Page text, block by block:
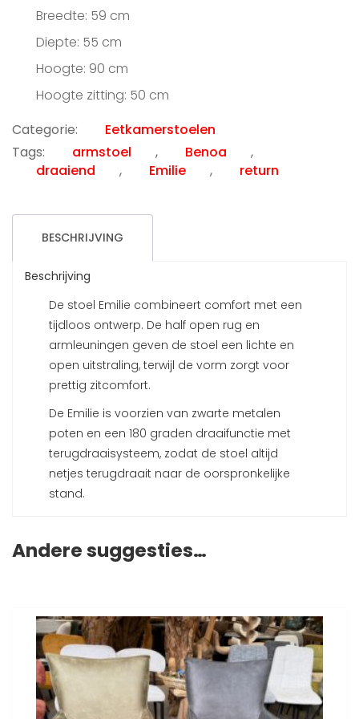
€189.00.
Breedte: 59 cm
Diepte: 55 cm
Hoogte: 90 cm
Hoogte zitting: 50 cm
Categorie:
Eetkamerstoelen
Tags:
armstoel , Benoa
,
draaiend
, Emilie , return
BESCHRIJVING
Beschrijving
De stoel Emilie combineert comfort met een
tijdloos ontwerp. De half open rug en
armleuningen geven de stoel een lichte en
open uitstraling, terwijl de vorm zorgt voor
prettig zitcomfort.
De Emilie is voorzien van zwarte metalen
poten en een 180 graden draaifunctie met
terugdraaisysteem, zodat de stoel altijd
netjes terugdraait naar de oorspronkelijke
stand.
Andere suggesties…